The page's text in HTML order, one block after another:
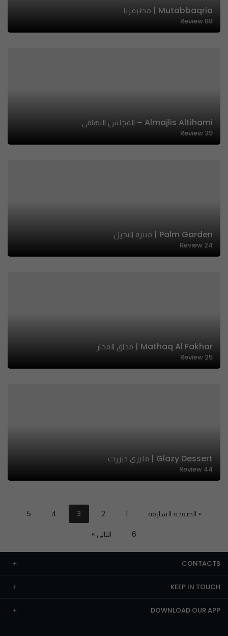
Mutabbaqria | مطبقريا
88
Review
Almajlis Altihami – المجلس التهامي
39
Review
Palm Garden | منتزه النخيل
24
Review
Mathaq Al Fakhar | مذاق الفخار
25
Review
Glazy Dessert | قليزي ديزرت
44
Review
« الصفحة السابقة 1
2
3
4
5
6
التالي »
CONTACTS
KEEP IN TOUCH
DOWNLOAD OUR APP